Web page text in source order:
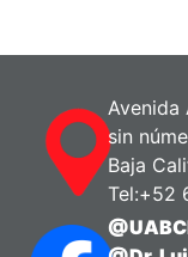
Avenida
sin
Baja
Tel:+52